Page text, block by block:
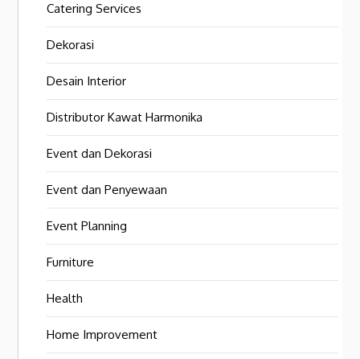
Catering Services
Dekorasi
Desain Interior
Distributor Kawat Harmonika
Event dan Dekorasi
Event dan Penyewaan
Event Planning
Furniture
Health
Home Improvement